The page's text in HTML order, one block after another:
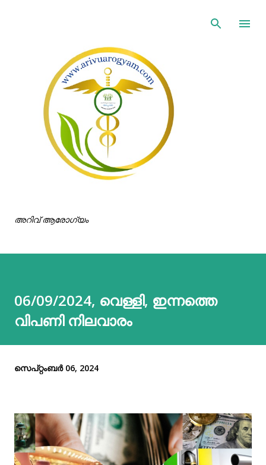
അറിവ് ആരോഗ്യം
06/09/2024, വെള്ളി, ഇന്നത്തെ
വിപണി നിലവാരം
സെപ്റ്റംബർ 06, 2024